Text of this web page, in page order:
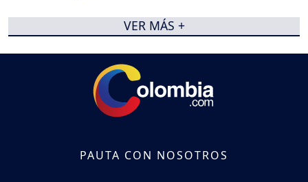
VER MÁS +
PAUTA CON NOSOTROS